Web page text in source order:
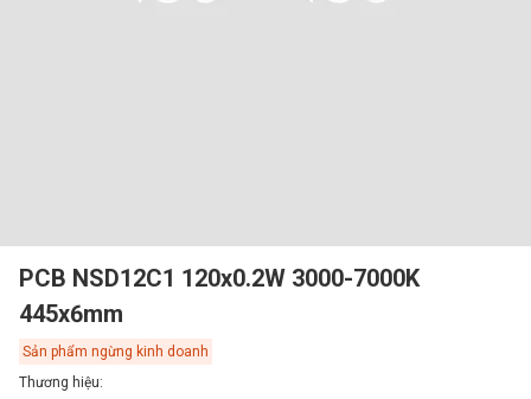
PCB NSD12C1 120x0.2W 3000-7000K
445x6mm
Sản phẩm ngừng kinh doanh
Thương hiệu: